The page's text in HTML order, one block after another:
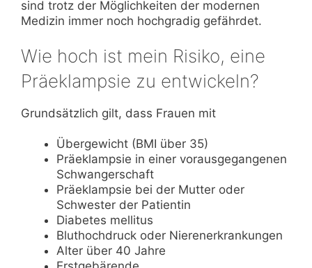
sind trotz der Möglichkeiten der modernen
Medizin immer noch hochgradig gefährdet.
Wie hoch ist mein Risiko, eine
Präeklampsie zu entwickeln?
Grundsätzlich gilt, dass Frauen mit
Übergewicht (BMI über 35)
Präeklampsie in einer vorausgegangenen
Schwangerschaft
Präeklampsie bei der Mutter oder
Schwester der Patientin
Diabetes mellitus
Bluthochdruck oder Nierenerkrankungen
Alter über 40 Jahre